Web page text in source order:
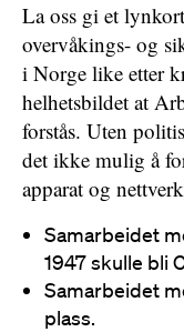
La oss gi et
overvåkings- og
i Norge like etter
helhetsbildet at
forstås. Uten
det ikke mulig å
apparat og
Samarbeidet
1947 skulle bli
Samarbeidet
plass.